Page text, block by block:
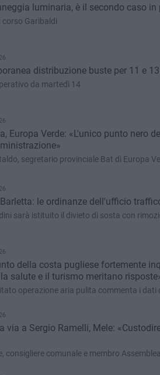
luminaria, è il secondo caso in
corso Garibaldi
distribuzione buste per 11 e
da martedì 14
Europa Verde: «L'unico punto nero
segretario provinciale Bat di Europa
le ordinanze dell'ufficio
sarà istituito il divieto di sosta con
della costa pugliese fortemente
salute e il turismo meritano
operazione aria pulita commenta i dati
via a Sergio Ramelli, Mele:
consigliere comunale e membro